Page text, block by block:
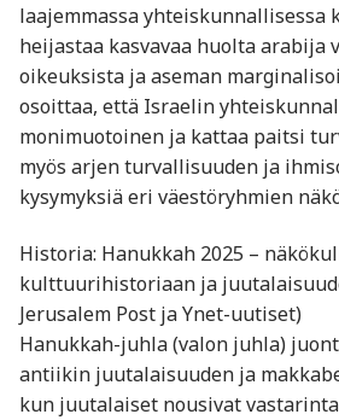
laajemmassa yhteiskunnallisessa
heijastaa kasvavaa huolta arabi­ja
oikeuksista ja aseman
osoittaa, että Israelin
monimuotoinen ja kattaa paitsi
myös arjen turvallisuuden ja
kysymyksiä eri väestöryhmien
Historia: Hanukkah 2025 –
kulttuurihistoriaan ja
Jerusalem Post ja Ynet-uutiset)
Hanukkah-juhla (valon juhla)
antiikin juutalaisuuden ja
kun juutalaiset nousivat